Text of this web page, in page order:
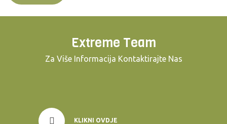
Extreme Team
Za Više Informacija Kontaktirajte Nas
KLIKNI OVDJE